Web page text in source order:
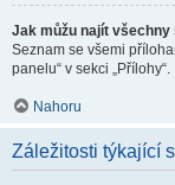
Jak můžu najít všechny
Seznam se všemi
panelu“ v sekci „Přílohy“.
Nahoru
Záležitosti týkající